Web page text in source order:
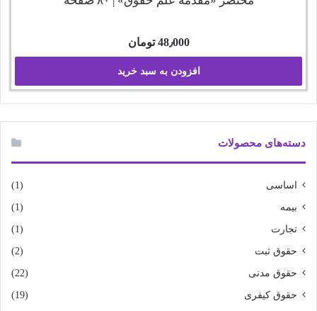
48٫000 تومان
افزودن به سبد خرید
دسته‌های محصولات
اساسی (1)
بیمه (1)
تجارت (1)
حقوق ثبت (2)
حقوق مدنی (22)
حقوق کیفری (19)